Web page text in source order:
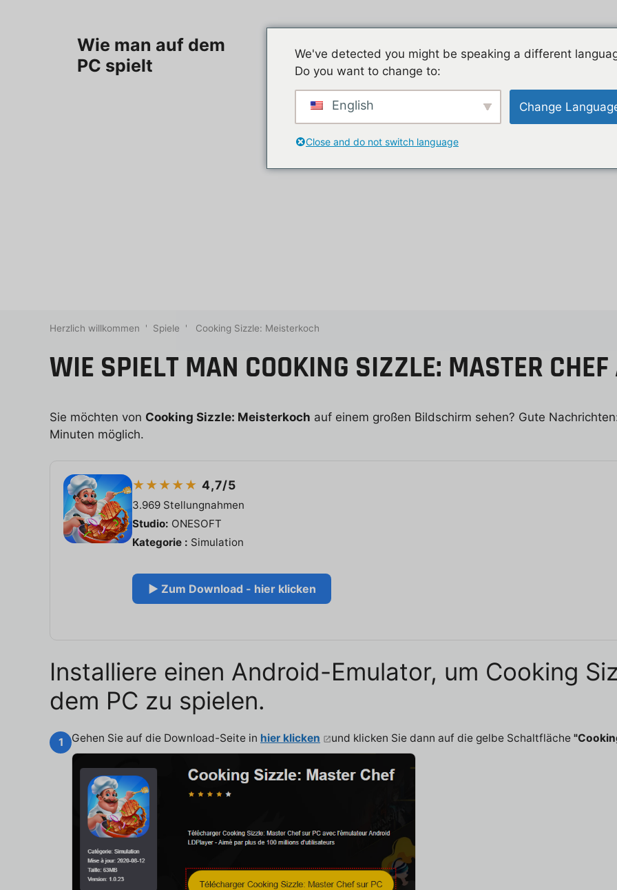
Wie man auf dem
PC spielt
Kategorie bloggen Kontakt
Herzlich willkommen ' Spiele ' Cooking Sizzle: Meisterkoch
WIE SPIELT MAN COOKING SIZZLE: MASTER
Sie möchten von Cooking Sizzle: Meisterkoch auf einem großen Bildschirm sehen? Gute
Minuten möglich.
★★★★★4,7/5
3.969 Stellungnahmen
Studio: ONESOFT
Kategorie : Simulation
▶ Zum Download - hier klicken
Installiere einen Android-Emulator, um Cooking
dem PC zu spielen.
1 Gehen Sie auf die Download-Seite in hier klicken und klicken Sie dann auf die gelbe Schaltfläche
We've detected you might be speaking a different
Do you want to change to:
English Change
Close and do not switch language